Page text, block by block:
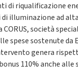
di riqualificazione
illuminazione ad
CORUS, società
spese sostenute da
genera
110% anche